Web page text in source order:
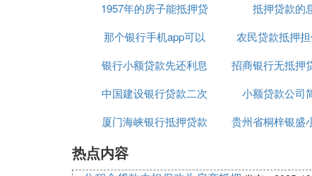
❺ 小额贷款还不上是夫妻共同债务
根据《中华人民共和国婚姻法》规定：
第四十一条离婚时，原为夫妻共同生活
时，由人民法院判决。
因此，如果小额贷款为夫妻共同生活所
❻ 小额贷款需要夫妻双方签字吗
司
1957年的房子能抵押贷
款吗
抵押贷款的
那个银行手机app可以
小额贷款
农民贷款抵押
银行小额贷款先还利息
到期付本金
招商银行无抵押
识介绍
中国建设银行贷款二次
抵押利率是多少
小额贷款公司
厦门海峡银行抵押贷款
贵州省桐梓银盛
热点内容